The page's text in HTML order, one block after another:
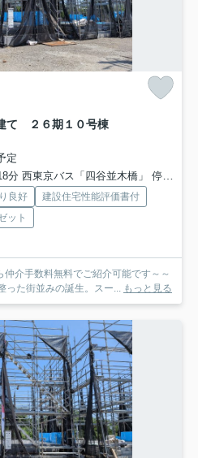
て ２６期 １０号棟
定
西東京バス「四谷並木橋」 停歩2分
良好
建設住宅性能評価書付
ット
介手数料無料でご紹介可能です～～
た街並みの誕生。スー...
もっと見る